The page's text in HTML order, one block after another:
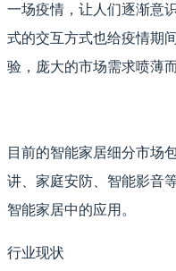
一场疫情，让人们逐渐意
式的交互方式也给疫情期
验，庞大的市场需求喷薄而
目前的智能家居细分市场
讲、家庭安防、智能影音
智能家居中的应用。
行业现状